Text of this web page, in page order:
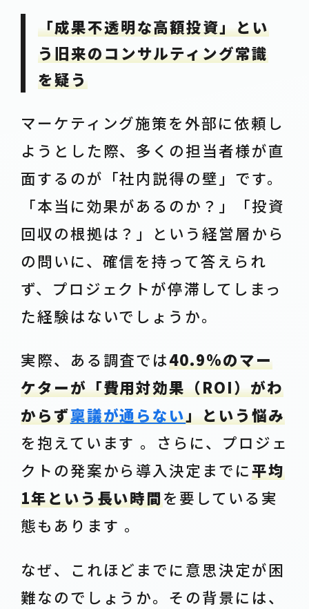
WHITE-PAPER
NEWS
-資料請求
-求人情報
PRIVACY POLICY
「成果不透明な高額投資」とい
う旧来のコンサルティング常識
を疑う
マーケティング施策を外部に依頼し
ようとした際、多くの担当者様が直
面するのが「社内説得の壁」です。
「本当に効果があるのか？」「投資
回収の根拠は？」という経営層から
の問いに、確信を持って答えられ
ず、プロジェクトが停滞してしまっ
た経験はないでしょうか。
実際、ある調査では40.9%のマー
ケターが「費用対効果（ROI）がわ
からず稟議が通らない」という悩み
を抱えています 。さらに、プロジェ
クトの発案から導入決定までに平均
1年という長い時間を要している実
態もあります 。
なぜ、これほどまでに意思決定が困
難なのでしょうか。その背景には、